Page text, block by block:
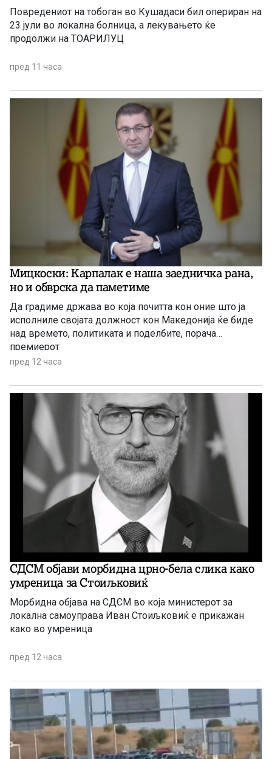
Повредениот на тобоган во Кушадаси бил опериран на
23 јули во локална болница, а лекувањето ќе
продолжи на ТОАРИЛУЦ
пред 11 часа
Мицкоски: Карпалак е наша заедничка рана,
но и обврска да паметиме
Да градиме држава во која почитта кон оние што ја
исполниле својата должност кон Македонија ќе биде
над времето, политиката и поделбите, порача
премиерот
пред 12 часа
СДСМ објави морбидна црно-бела слика како
умреница за Стоиљковиќ
Морбидна објава на СДСМ во која министерот за
локална самоуправа Иван Стоиљковиќ е прикажан
како во умреница
пред 12 часа